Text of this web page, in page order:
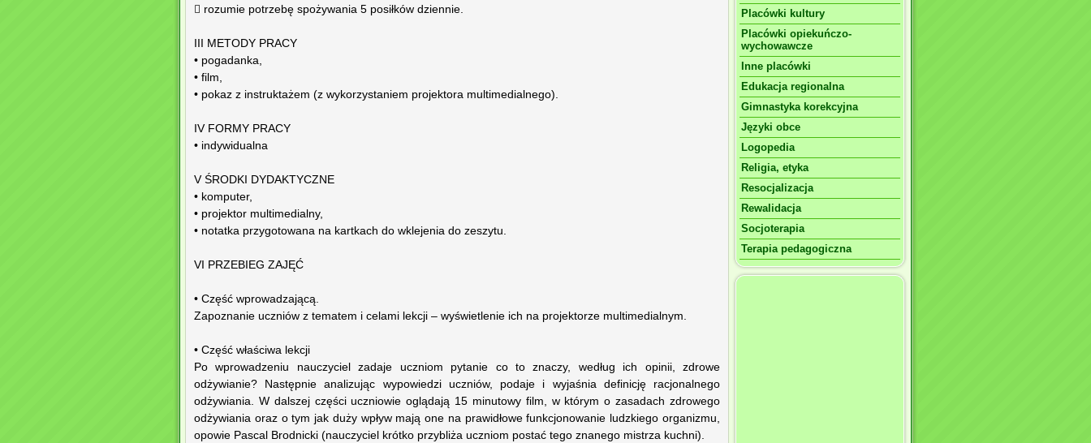
 rozumie potrzebę spożywania 5 posiłków dziennie.
III METODY PRACY
• pogadanka,
• film,
• pokaz z instruktażem (z wykorzystaniem projektora multimedialnego).
IV FORMY PRACY
• indywidualna
V ŚRODKI DYDAKTYCZNE
• komputer,
• projektor multimedialny,
• notatka przygotowana na kartkach do wklejenia do zeszytu.
VI PRZEBIEG ZAJĘĆ
• Część wprowadzającą.
Zapoznanie uczniów z tematem i celami lekcji – wyświetlenie ich na projektorze multimedialnym.
• Część właściwa lekcji
Po wprowadzeniu nauczyciel zadaje uczniom pytanie co to znaczy, według ich opinii, zdrowe
odżywianie? Następnie analizując wypowiedzi uczniów, podaje i wyjaśnia definicję racjonalnego
odżywiania. W dalszej części uczniowie oglądają 15 minutowy film, w którym o zasadach zdrowego
odżywiania oraz o tym jak duży wpływ mają one na prawidłowe funkcjonowanie ludzkiego organizmu,
opowie Pascal Brodnicki (nauczyciel krótko przybliża uczniom postać tego znanego mistrza kuchni).
Placówki kultury
Placówki opiekuńczo-
wychowawcze
Inne placówki
Edukacja regionalna
Gimnastyka korekcyjna
Języki obce
Logopedia
Religia, etyka
Resocjalizacja
Rewalidacja
Socjoterapia
Terapia pedagogiczna